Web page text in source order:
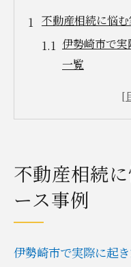
不動産相続に悩
伊勢崎市で
一覧
家族間で意
遺産分割協
伊勢崎市の相続手
登記義務化に
不動産相続
ース事例
伊勢崎市で実際に起